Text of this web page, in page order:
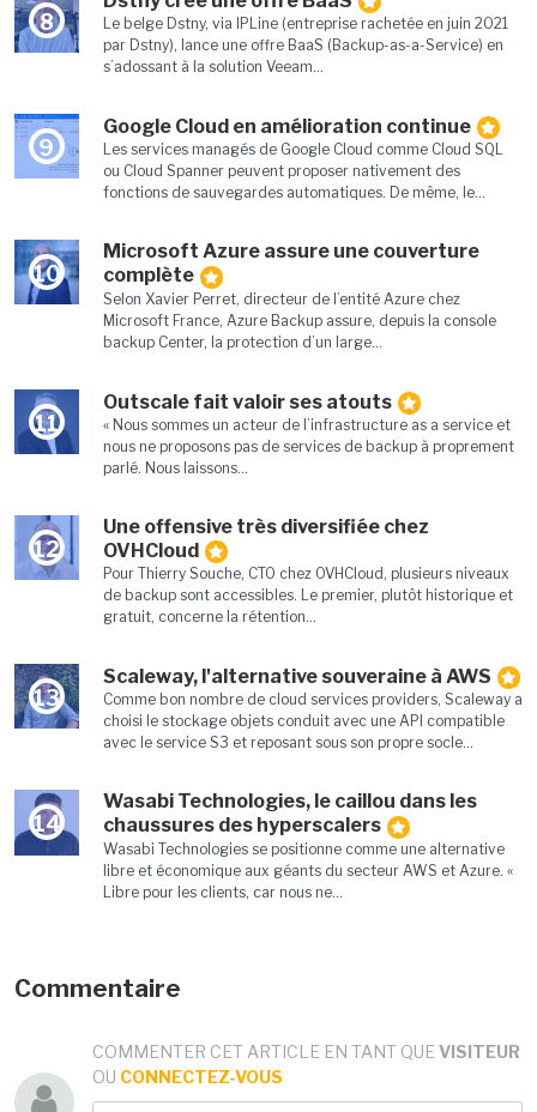
8
Le belge Dstny, via IPLine (entreprise rachetée en juin 2021
par Dstny), lance une offre BaaS (Backup-as-a-Service) en
s’adossant à la solution Veeam...
9
Google Cloud en amélioration continue
Les services managés de Google Cloud comme Cloud SQL
ou Cloud Spanner peuvent proposer nativement des
fonctions de sauvegardes automatiques. De même, le...
10
Microsoft Azure assure une couverture
complète
Selon Xavier Perret, directeur de l’entité Azure chez
Microsoft France, Azure Backup assure, depuis la console
backup Center, la protection d’un large...
11
Outscale fait valoir ses atouts
« Nous sommes un acteur de l’infrastructure as a service et
nous ne proposons pas de services de backup à proprement
parlé. Nous laissons...
12
Une offensive très diversifiée chez
OVHCloud
Pour Thierry Souche, CTO chez OVHCloud, plusieurs niveaux
de backup sont accessibles. Le premier, plutôt historique et
gratuit, concerne la rétention...
13
Scaleway, l'alternative souveraine à AWS
Comme bon nombre de cloud services providers, Scaleway a
choisi le stockage objets conduit avec une API compatible
avec le service S3 et reposant sous son propre socle...
14
Wasabi Technologies, le caillou dans les
chaussures des hyperscalers
Wasabi Technologies se positionne comme une alternative
libre et économique aux géants du secteur AWS et Azure. «
Libre pour les clients, car nous ne...
Commentaire
COMMENTER CET ARTICLE EN TANT QUE VISITEUR
OU CONNECTEZ-VOUS